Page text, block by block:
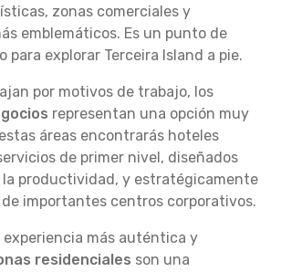
zonas comerciales y
emblemáticos. Es un punto de
explorar Terceira Island a pie.
por motivos de trabajo, los
representan una opción muy
áreas encontrarás hoteles
de primer nivel, diseñados
la productividad, y estratégicamente
importantes centros corporativos.
experiencia más auténtica y
residenciales son una